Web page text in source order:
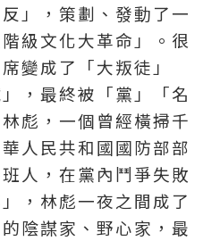
」，策劃、發動了一
級文化大革命」。很
變成了「大叛徒」
，最終被「黨」「名
彪，一個曾經橫掃千
人民共和國國防部部
人，在黨內鬥爭失敗
，林彪一夜之間成了
陰謀家、野心家，最